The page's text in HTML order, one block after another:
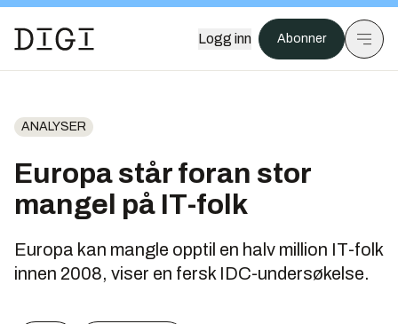
Logg inn Abonner
ANALYSER
Europa står foran stor
mangel på IT-folk
Europa kan mangle opptil en halv million IT-folk
innen 2008, viser en fersk IDC-undersøkelse.